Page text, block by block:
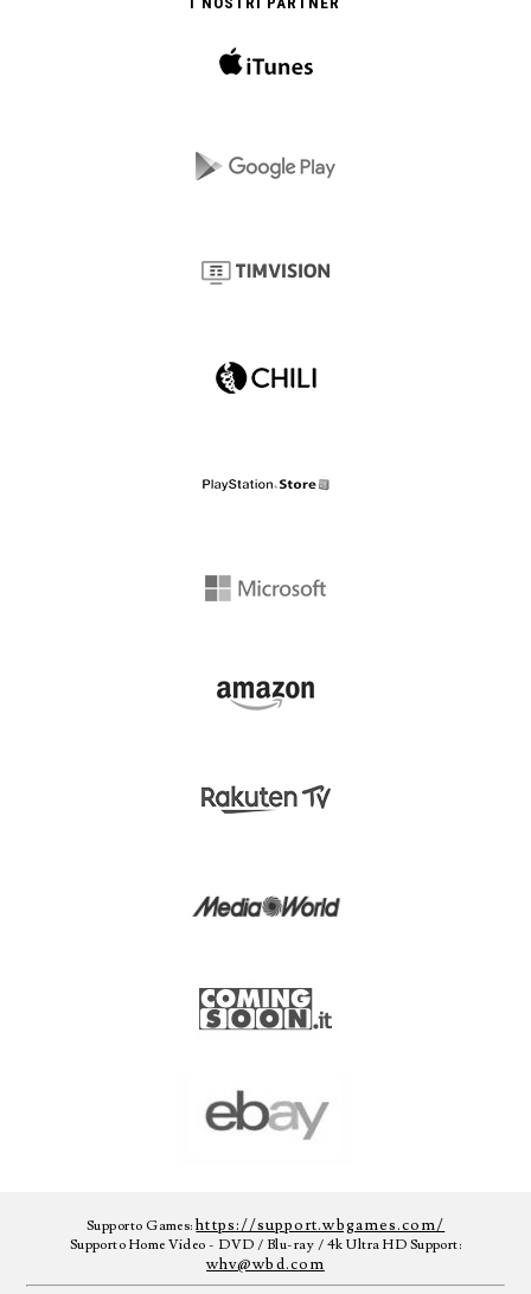
Supporto Games:https://support.wbgames.com/
Supporto Home Video - DVD / Blu-ray / 4k Ultra HD Support:
whv@wbd.com